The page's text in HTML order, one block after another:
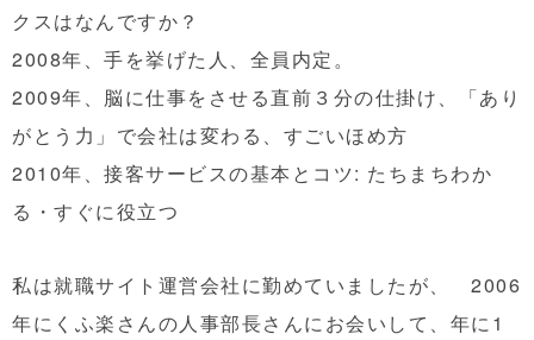
クスはなんですか？
2008年、手を挙げた人、全員内定。
2009年、脳に仕事をさせる直前３分の仕掛け、「あり
がとう力」で会社は変わる、すごいほめ方
2010年、接客サービスの基本とコツ: たちまちわか
る・すぐに役立つ
私は就職サイト運営会社に勤めていましたが、 2006
年にくふ楽さんの人事部長さんにお会いして、年に1